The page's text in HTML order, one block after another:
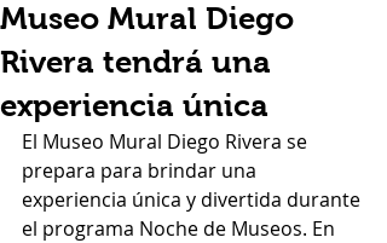
Museo Mural Diego
Rivera tendrá una
experiencia única
El Museo Mural Diego Rivera se
prepara para brindar una
experiencia única y divertida durante
el programa Noche de Museos. En